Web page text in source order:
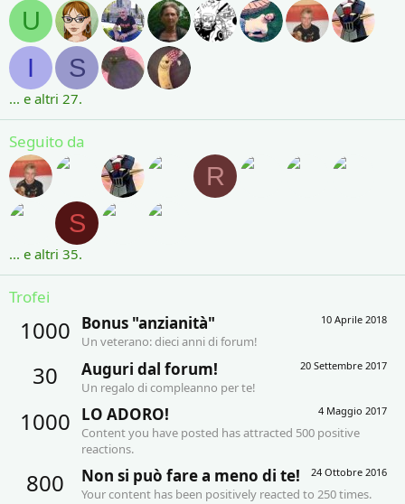
U
I
S
... e altri 27.
Seguito da
R
S
... e altri 35.
Trofei
1000 10 Aprile 2018
Bonus "anzianità"
Un veterano: dieci anni di forum!
30 20 Settembre 2017
Auguri dal forum!
Un regalo di compleanno per te!
1000 4 Maggio 2017
LO ADORO!
Content you have posted has attracted 500 positive
reactions.
800 24 Ottobre 2016
Non si può fare a meno di te!
Your content has been positively reacted to 250 times.